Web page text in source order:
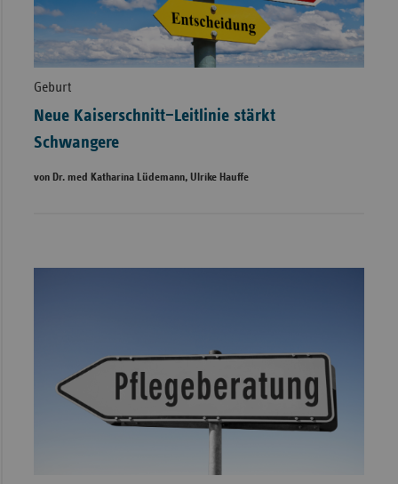
Geburt
Neue Kaiserschnitt–Leitlinie stärkt
Schwangere
von Dr. med Katharina Lüdemann, Ulrike Hauffe